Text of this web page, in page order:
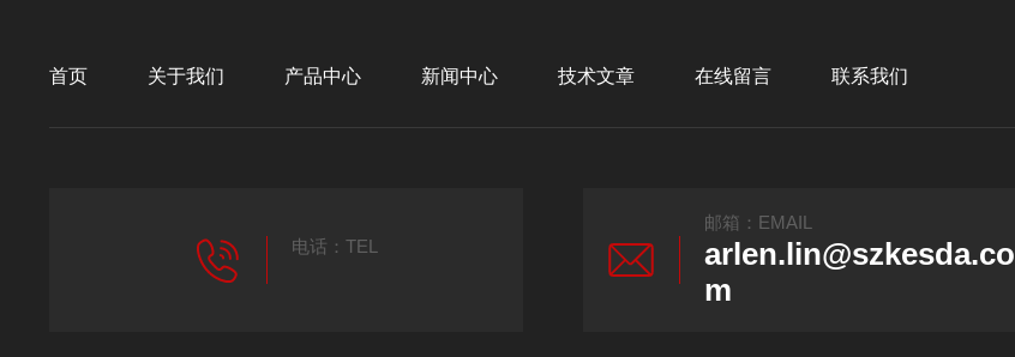
首页 关于我们 产品中心 新闻中心 技术文章 在线留言 联系我们
电话：TEL
邮箱：EMAIL
arlen.lin@szkesda.co
m